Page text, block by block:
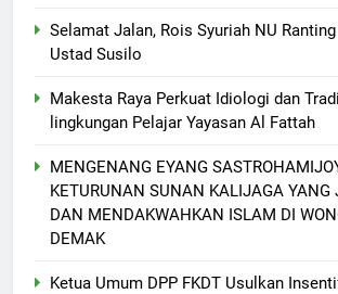
Selamat Jalan, Rois Syuriah NU
Ustad Susilo
Makesta Raya Perkuat Idiologi dan
lingkungan Pelajar Yayasan Al Fattah
MENGENANG EYANG
KETURUNAN SUNAN KALIJAGA YANG
DAN MENDAKWAHKAN ISLAM DI
DEMAK
Ketua Umum DPP FKDT Usulkan